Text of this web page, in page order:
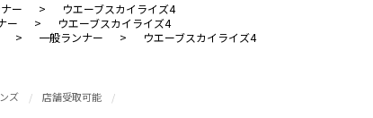
ー >
ウエーブスカイライズ4
ー >
ウエーブスカイライズ4
> 一般ランナー > ウエーブスカイライズ4
ズ 店舗受取可能